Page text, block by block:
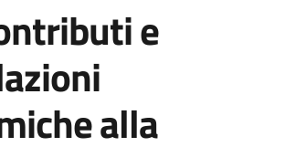
e
alla